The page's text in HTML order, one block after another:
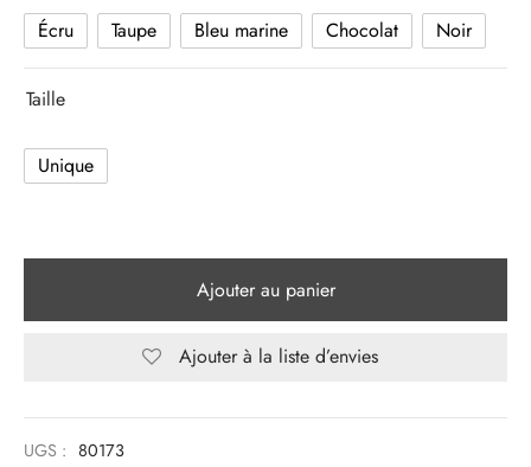
Écru Taupe Bleu marine Chocolat Noir
Taille
Unique
Ajouter au panier
Ajouter à la liste d’envies
UGS : 80173